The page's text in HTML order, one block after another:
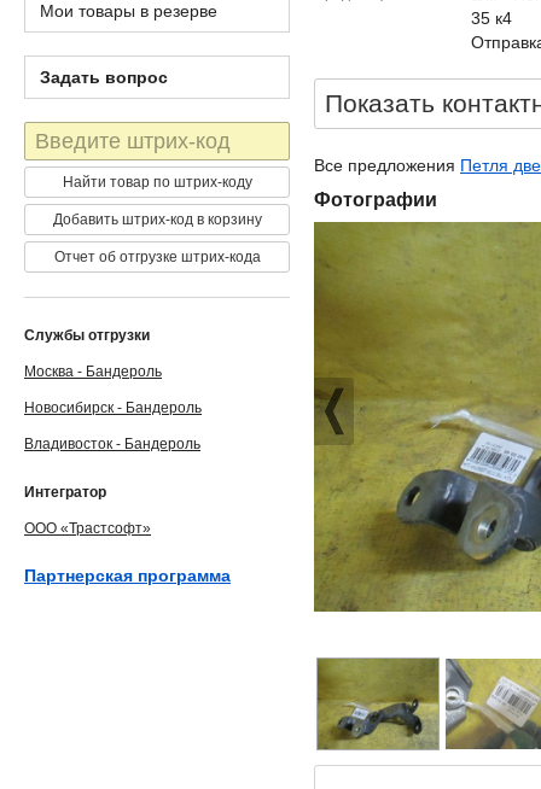
35 к4
Показать
Все предложения Петля
Фотографии
Мои товары в резерве
Задать вопрос
Штрих-
код
Найти товар по штрих-коду
Добавить штрих-код в корзину
Отчет об отгрузке штрих-кода
Службы отгрузки
Москва - Бандероль
Новосибирск - Бандероль
Владивосток - Бандероль
Интегратор
ООО «Трастсофт»
Партнерская программа